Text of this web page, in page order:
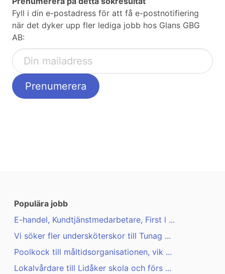
Fyll i din e-postadress för att få e-postnotifiering
när det dyker upp fler lediga jobb hos Glans GBG
AB:
Populära jobb
E-handel, Kundtjänstmedarbetare, First l ...
Vi söker fler undersköterskor till Tunag ...
Poolkock till måltidsorganisationen, vik ...
Lokalvårdare till Lidåker skola och förs ...